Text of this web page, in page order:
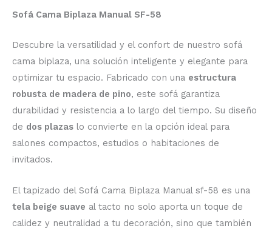
Sofá Cama Biplaza Manual SF-58
Descubre la versatilidad y el confort de nuestro sofá
cama biplaza, una solución inteligente y elegante para
optimizar tu espacio. Fabricado con una estructura
robusta de madera de pino, este sofá garantiza
durabilidad y resistencia a lo largo del tiempo. Su diseño
de dos plazas lo convierte en la opción ideal para
salones compactos, estudios o habitaciones de
invitados.
El tapizado del Sofá Cama Biplaza Manual sf-58 es una
tela beige suave al tacto no solo aporta un toque de
calidez y neutralidad a tu decoración, sino que también